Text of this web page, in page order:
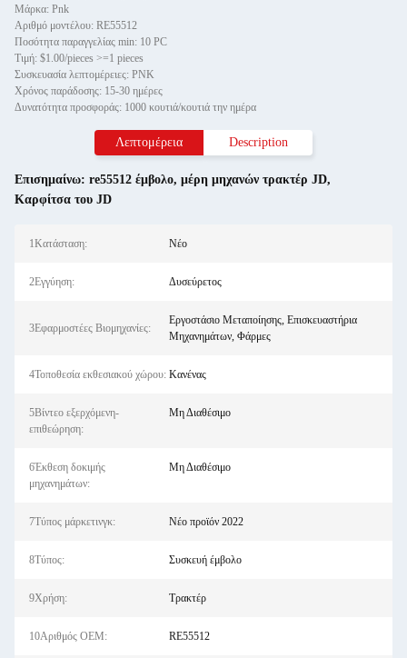
Μάρκα: Pnk
Αριθμό μοντέλου: RE55512
Ποσότητα παραγγελίας min: 10 PC
Τιμή: $1.00/pieces >=1 pieces
Συσκευασία λεπτομέρειες: PNK
Χρόνος παράδοσης: 15-30 ημέρες
Δυνατότητα προσφοράς: 1000 κουτιά/κουτιά την ημέρα
Λεπτομέρεια Description
Επισημαίνω: re55512 έμβολο, μέρη μηχανών τρακτέρ JD,
Καρφίτσα του JD
1Κατάσταση: Νέο
2Εγγύηση: Δυσεύρετος
3Εφαρμοστέες Βιομηχανίες:
Εργοστάσιο Μεταποίησης, Επισκευαστήρια
Μηχανημάτων, Φάρμες
4Τοποθεσία εκθεσιακού χώρου: Κανένας
5Βίντεο εξερχόμενη-
επιθεώρηση:
Μη Διαθέσιμο
6Έκθεση δοκιμής
μηχανημάτων:
Μη Διαθέσιμο
7Τύπος μάρκετινγκ: Νέο προϊόν 2022
8Τύπος: Συσκευή έμβολο
9Χρήση: Τρακτέρ
10Αριθμός OEM: RE55512